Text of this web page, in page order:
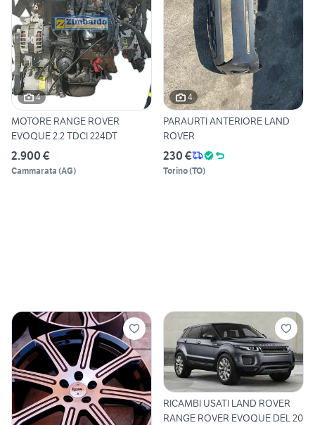
4
MOTORE RANGE ROVER
EVOQUE 2.2 TDCI 224DT
2.900 €
Cammarata (AG)
4
PARAURTI ANTERIORE LAND
ROVER
230 €
Torino(TO)
RICAMBI USATI LAND ROVER
RANGE ROVER EVOQUE DEL 20